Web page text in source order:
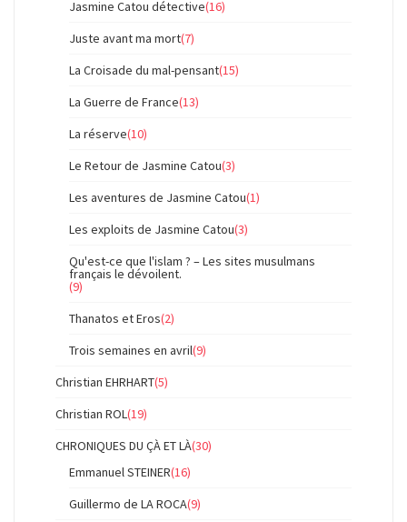
Jasmine Catou détective(16)
Juste avant ma mort(7)
La Croisade du mal-pensant(15)
La Guerre de France(13)
La réserve(10)
Le Retour de Jasmine Catou(3)
Les aventures de Jasmine Catou(1)
Les exploits de Jasmine Catou(3)
Qu'est-ce que l'islam ? – Les sites musulmans
français le dévoilent.
(9)
Thanatos et Eros(2)
Trois semaines en avril(9)
Christian EHRHART(5)
Christian ROL(19)
CHRONIQUES DU ÇÀ ET LÀ(30)
Emmanuel STEINER(16)
Guillermo de LA ROCA(9)